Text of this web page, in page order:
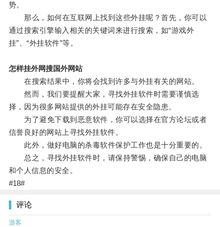
势。
那么，如何在互联网上找到这些外挂呢？首先，你可以
通过搜索引擎输入相关的关键词来进行搜索，如“游戏外
挂”、“外挂软件”等。
怎样挂外网搜国外网站
在搜索结果中，你将会找到许多与外挂有关的网站。
然而，我们要提醒大家，寻找外挂软件时需要谨慎选
择，因为很多网站提供的外挂可能存在安全隐患。
为了避免下载到恶意软件，你可以选择在官方论坛或者
信誉良好的网站上寻找外挂软件。
此外，做好电脑的杀毒软件保护工作也是十分重要的。
总之，寻找外挂软件时，请保持警惕，确保自己的电脑
和个人信息的安全。
#18#
评论
游客